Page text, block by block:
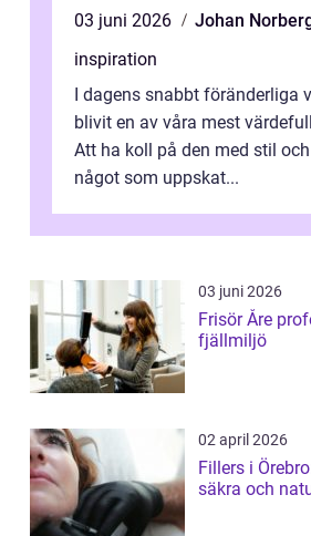
03 juni 2026
Johan
inspiration
I dagens snabbt föränderliga
blivit en av våra mest
Att ha koll på den med stil
något som uppskat...
03 juni 2026
Frisör Åre professionell hårvård i
fjällmiljö
02 april 2026
Fillers i
säkra och